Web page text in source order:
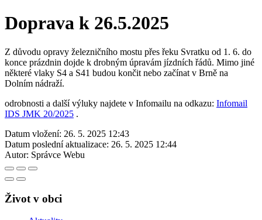
Doprava k 26.5.2025
Z důvodu opravy železničního mostu přes řeku Svratku od 1. 6. do
konce prázdnin dojde k drobným úpravám jízdních řádů. Mimo jiné
některé vlaky S4 a S41 budou končit nebo začínat v Brně na
Dolním nádraží.
odrobnosti a další výluky najdete v Infomailu na odkazu: Infomail
IDS JMK 20/2025 .
Datum vložení: 26. 5. 2025 12:43
Datum poslední aktualizace: 26. 5. 2025 12:44
Autor: Správce Webu
Život v obci